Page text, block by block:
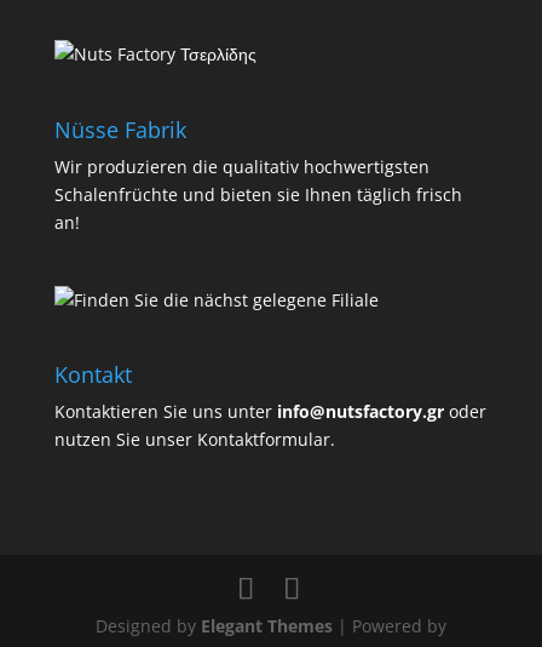
Nüsse Fabrik
Wir produzieren die qualitativ hochwertigsten
Schalenfrüchte und bieten sie Ihnen täglich frisch
an!
Kontakt
Kontaktieren Sie uns unter info@nutsfactory.groder
nutzen Sie unser Kontaktformular.
Designed by Elegant Themes| Powered by